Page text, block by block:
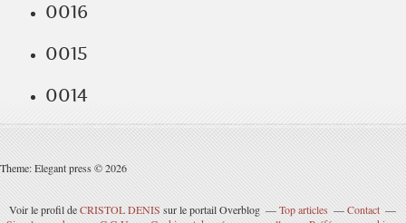
0016
0015
0014
Theme: Elegant press © 2026
Voir le profil deCRISTOL DENIS sur le portail Overblog Top articles
Contact